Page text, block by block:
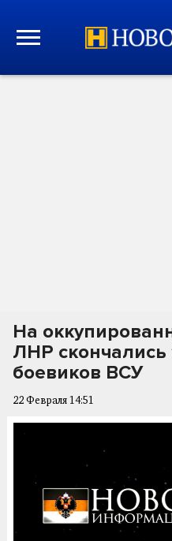
На
ЛНР скончались
боевиков ВСУ
22 Февраля 14:51